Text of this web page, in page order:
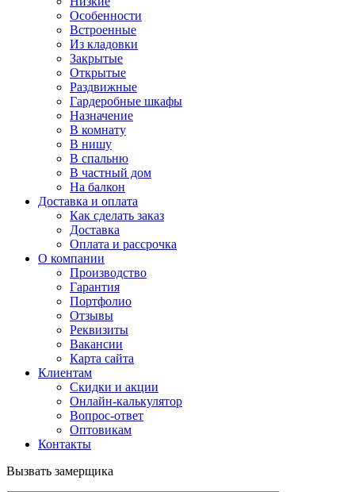
Особенности
Встроенные
Из кладовки
Закрытые
Открытые
Раздвижные
Гардеробные шкафы
Назначение
В комнату
В нишу
В спальню
В частный дом
На балкон
Доставка и оплата
Как сделать заказ
Доставка
Оплата и рассрочка
О компании
Производство
Гарантия
Портфолио
Отзывы
Реквизиты
Вакансии
Карта сайта
Клиентам
Скидки и акции
Онлайн-калькулятор
Вопрос-ответ
Оптовикам
Контакты
Вызвать замерщика